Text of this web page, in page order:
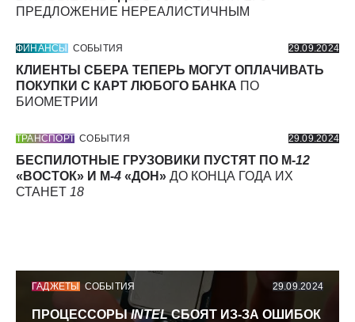
ПРЕДЛОЖЕНИЕ НЕРЕАЛИСТИЧНЫМ
ФИНАНСЫ СОБЫТИЯ 29.09.2024
КЛИЕНТЫ СБЕРА ТЕПЕРЬ МОГУТ ОПЛАЧИВАТЬ
ПОКУПКИ С КАРТ ЛЮБОГО БАНКА ПО
БИОМЕТРИИ
ТРАНСПОРТ СОБЫТИЯ 29.09.2024
БЕСПИЛОТНЫЕ ГРУЗОВИКИ ПУСТЯТ ПО М-12
«ВОСТОК» И М-4 «ДОН» ДО КОНЦА ГОДА ИХ
СТАНЕТ 18
ГАДЖЕТЫ СОБЫТИЯ 29.09.2024
ПРОЦЕССОРЫINTELСБОЯТ ИЗ-ЗА ОШИБОК